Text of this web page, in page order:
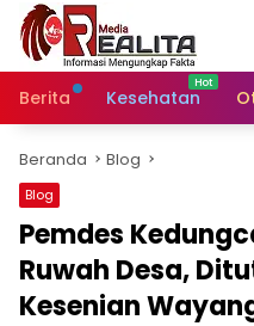
Langsung
konten
Berita
Kesehatan
Beranda Blog
Blog
Pemdes
Ruwah Desa,
Kesenian